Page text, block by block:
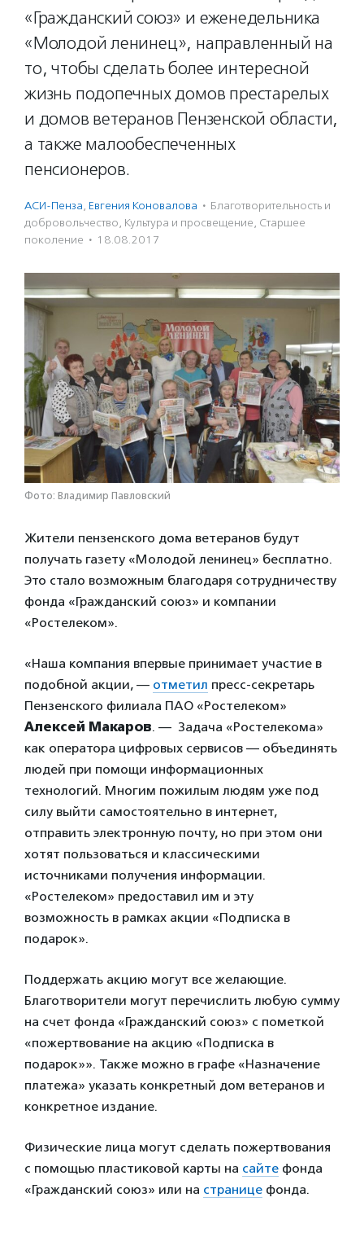
«Гражданский союз» и еженедельника
«Молодой ленинец», направленный на
то, чтобы сделать более интересной
жизнь подопечных домов престарелых
и домов ветеранов Пензенской области,
а также малообеспеченных
пенсионеров.
АСИ-Пенза, Евгения Коновалова · Благотвори­тель­ность и
доброволь­чест­во, Культура и просвещение, Старшее
поколение · 18.08.2017
Фото: Владимир Павловский
Жители пензенского дома ветеранов будут
получать газету «Молодой ленинец» бесплатно.
Это стало возможным благодаря сотрудничеству
фонда «Гражданский союз» и компании
«Ростелеком».
«Наша компания впервые принимает участие в
подобной акции, — отметил пресс-секретарь
Пензенского филиала ПАО «Ростелеком»
Алексей Макаров. — Задача «Ростелекома»
как оператора цифровых сервисов — объединять
людей при помощи информационных
технологий. Многим пожилым людям уже под
силу выйти самостоятельно в интернет,
отправить электронную почту, но при этом они
хотят пользоваться и классическими
источниками получения информации.
«Ростелеком» предоставил им и эту
возможность в рамках акции «Подписка в
подарок».
Поддержать акцию могут все желающие.
Благотворители могут перечислить любую сумму
на счет фонда «Гражданский союз» с пометкой
«пожертвование на акцию «Подписка в
подарок»». Также можно в графе «Назначение
платежа» указать конкретный дом ветеранов и
конкретное издание.
Физические лица могут сделать пожертвования
с помощью пластиковой карты на сайте фонда
«Гражданский союз» или на странице фонда.